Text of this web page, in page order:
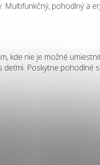
Multifunkčný, pohodlný a
kde nie je možné
deťmi. Poskytne pohodlné